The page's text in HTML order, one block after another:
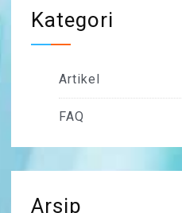
Kategori
Artikel
FAQ
Arsip